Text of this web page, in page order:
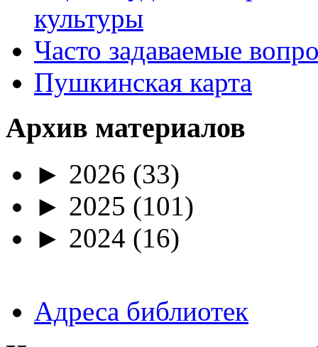
культуры
Часто задаваемые
Пушкинская карта
Архив материалов
► 2026 (33)
► 2025 (101)
► 2024 (16)
Адреса библиотек